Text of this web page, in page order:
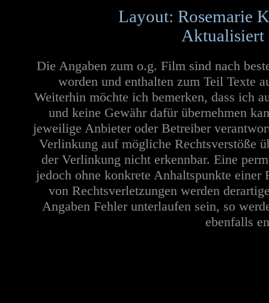
Layout: Rosemarie
Aktualisiert
Die Angaben zum o.g. Film sind nach
worden und enthalten zum Teil Texte
Weiterhin möchte ich bemerken, dass ich
und keine Gewähr dafür übernehmen
jeweilige Anbieter oder Betreiber
Verlinkung auf mögliche Rechtsverstöße
der Verlinkung nicht erkennbar. Eine
jedoch ohne konkrete Anhaltspunkte
von Rechtsverletzungen werden
Angaben Fehler unterlaufen sein, so
ebenfalls